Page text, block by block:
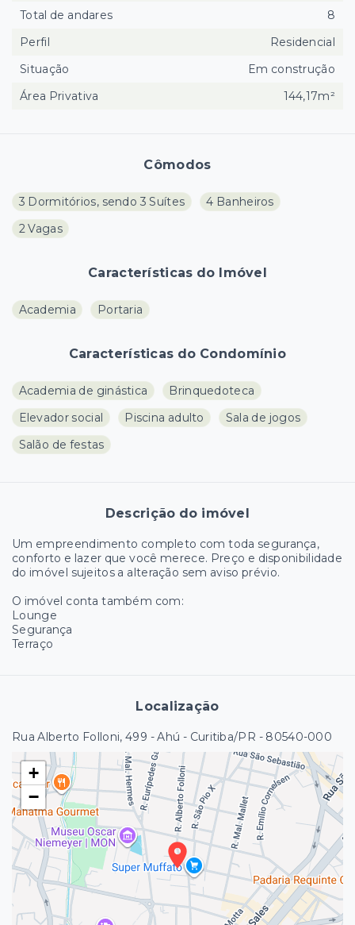
Cômodos
3 Dormitórios, sendo 3 Suítes
4 Banheiros
2 Vagas
Características do Imóvel
Academia Portaria
Características do Condomínio
Academia de ginástica
Brinquedoteca
Elevador social
Piscina adulto
Sala de jogos
Salão de festas
Descrição do imóvel
Um empreendimento completo com toda segurança,
conforto e lazer que você merece. Preço e disponibilidade
do imóvel sujeitos a alteração sem aviso prévio.
O imóvel conta também com:
Lounge
Segurança
Terraço
Localização
Rua Alberto Folloni, 499 - Ahú - Curitiba/PR - 80540-000
+
−
Total de andares
8
Perfil
Residencial
Situação
Em construção
Área Privativa
144,17m²